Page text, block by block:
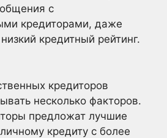
с
кредиторами, даже
кредитный рейтинг.
кредиторов
несколько факторов.
предложат лучшие
кредиту с более